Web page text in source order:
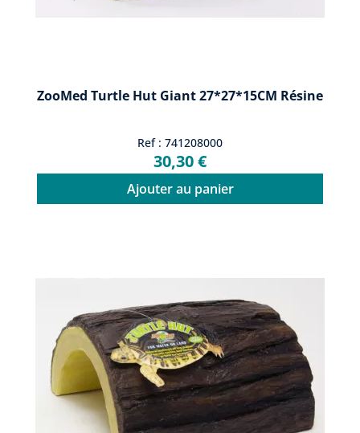
ZooMed Turtle Hut Giant 27*27*15CM Résine
Ref : 741208000
30,30 €
Ajouter au panier